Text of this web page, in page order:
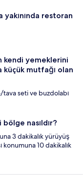
restoran
kendi yemeklerini
mutfağı olan
seti ve buzdolabı
nasıldır?
3 dakikalık yürüyüş
konumuna 10 dakikalık